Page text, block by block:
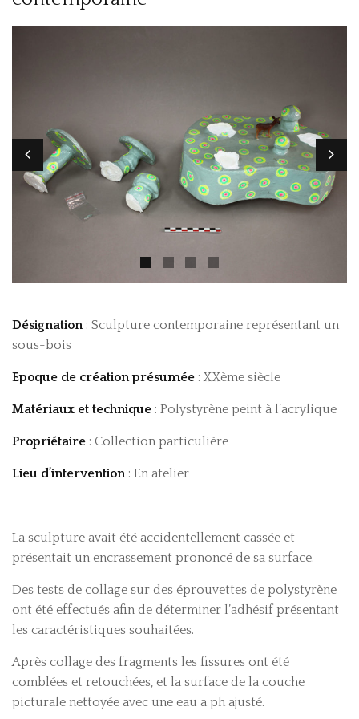
Désignation: Sculpture contemporaine représentant un
sous-bois
Epoque de création présumée : XXème siècle
Matériaux et technique : Polystyrène peint à l’acrylique
Propriétaire : Collection particulière
Lieu d’intervention: En atelier
La sculpture avait été accidentellement cassée et
présentait un encrassement prononcé de sa surface.
Des tests de collage sur des éprouvettes de polystyrène
ont été effectués afin de déterminer l’adhésif présentant
les caractéristiques souhaitées.
Après collage des fragments les fissures ont été
comblées et retouchées, et la surface de la couche
picturale nettoyée avec une eau a ph ajusté.